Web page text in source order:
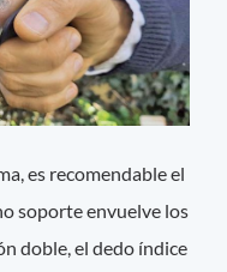
es recomendable el
soporte envuelve los
doble, el dedo índice